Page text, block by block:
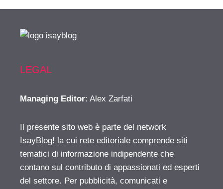
LEGAL
Managing Editor: Alex Zarfati
Il presente sito web è parte del network
IsayBlog! la cui rete editoriale comprende siti
tematici di informazione indipendente che
contano sul contributo di appassionati ed esperti
del settore. Per pubblicità, comunicati e